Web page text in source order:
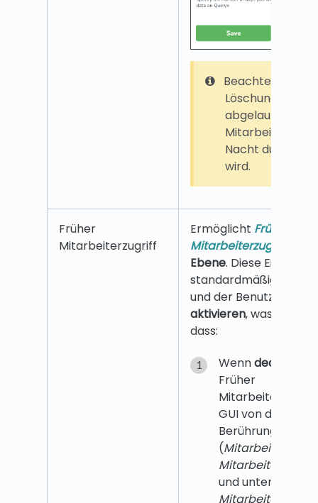
Beachten Sie,
Löschung
abgelaufener
Mitarbeiter jede
Nacht
wird.
Früher
Mitarbeiterzugriff
Ermöglicht Früher
Mitarbeiterzugriff
Ebene. Diese
standardmäßig
und der Benutzer
aktivieren, was
dass:
Wenndeaktiviert
Früher
GUI von den drei
(Mitarbeiter
Mitarbeiter
und unter
Mitarbeiter